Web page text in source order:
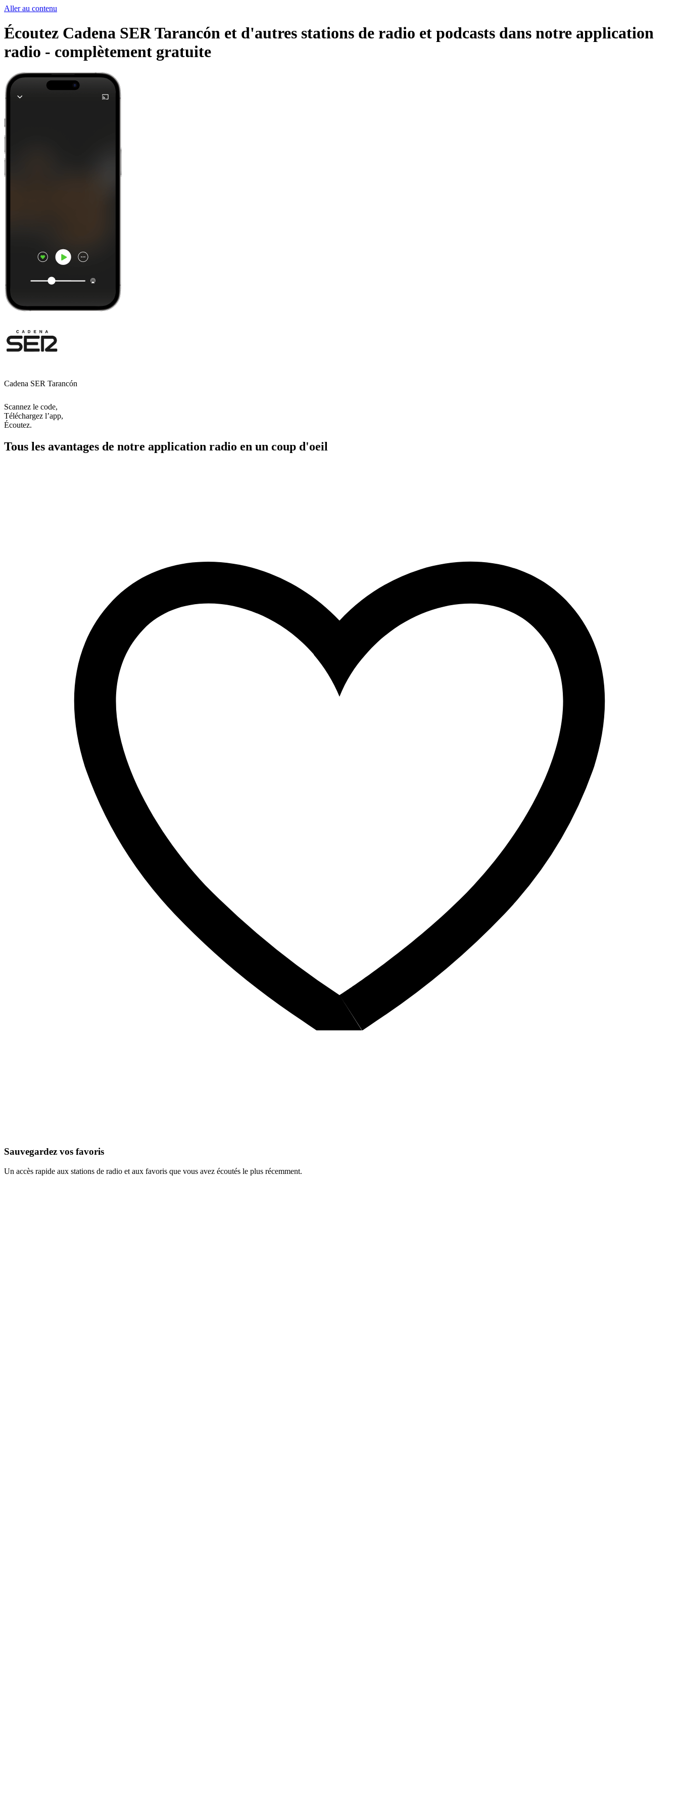
Aller au contenu
Écoutez Cadena SER Tarancón et d'autres stations de radio et podcasts dans notre application
radio - complètement gratuite
Cadena SER Tarancón
Scannez le code,
Téléchargez l’app,
Écoutez.
Tous les avantages de notre application radio en un coup d'oeil
Sauvegardez vos favoris
Un accès rapide aux stations de radio et aux favoris que vous avez écoutés le plus récemment.